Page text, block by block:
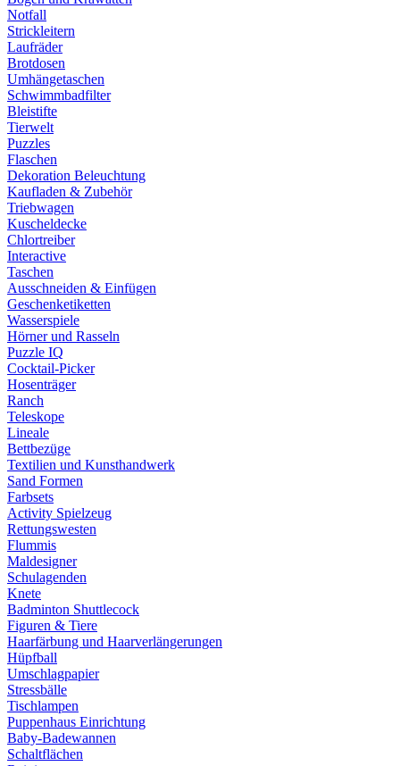
Notfall
Strickleitern
Laufräder
Brotdosen
Umhängetaschen
Schwimmbadfilter
Bleistifte
Tierwelt
Puzzles
Flaschen
Dekoration Beleuchtung
Kaufladen & Zubehör
Triebwagen
Kuscheldecke
Chlortreiber
Interactive
Taschen
Ausschneiden & Einfügen
Geschenketiketten
Wasserspiele
Hörner und Rasseln
Puzzle IQ
Cocktail-Picker
Hosenträger
Ranch
Teleskope
Lineale
Bettbezüge
Textilien und Kunsthandwerk
Sand Formen
Farbsets
Activity Spielzeug
Rettungswesten
Flummis
Maldesigner
Schulagenden
Knete
Badminton Shuttlecock
Figuren & Tiere
Haarfärbung und Haarverlängerungen
Hüpfball
Umschlagpapier
Stressbälle
Tischlampen
Puppenhaus Einrichtung
Baby-Badewannen
Schaltflächen